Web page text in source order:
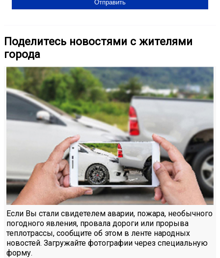
Поделитесь новостями с жителями
города
Если Вы стали свидетелем аварии, пожара, необычного
погодного явления, провала дороги или прорыва
теплотрассы, сообщите об этом в ленте народных
новостей. Загружайте фотографии через специальную
форму.